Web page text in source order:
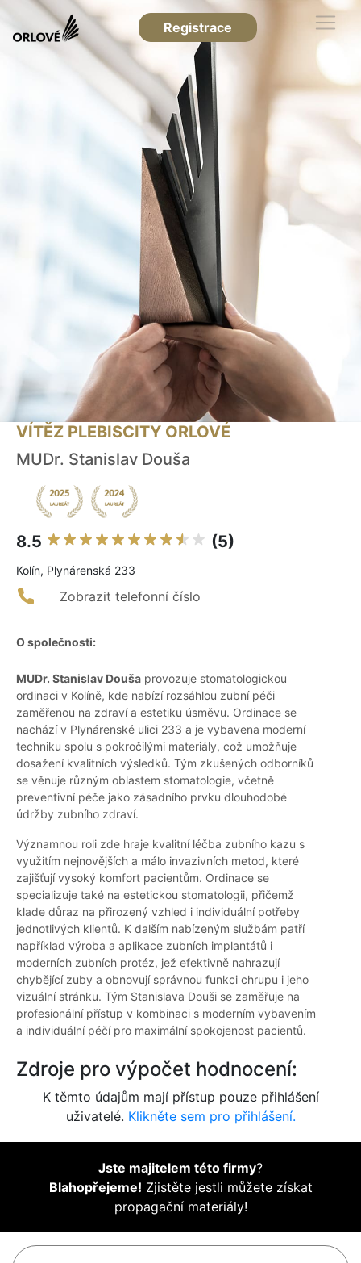
Registrace
VÍTĚZ PLEBISCITY ORLOVÉ
MUDr. Stanislav Douša
8.5 (5)
Kolín, Plynárenská 233
Zobrazit telefonní číslo
O společnosti:
MUDr. Stanislav Douša provozuje stomatologickou
ordinaci v Kolíně, kde nabízí rozsáhlou zubní péči
zaměřenou na zdraví a estetiku úsměvu. Ordinace se
nachází v Plynárenské ulici 233 a je vybavena moderní
techniku spolu s pokročilými materiály, což umožňuje
dosažení kvalitních výsledků. Tým zkušených odborníků
se věnuje různým oblastem stomatologie, včetně
preventivní péče jako zásadního prvku dlouhodobé
údržby zubního zdraví.
Významnou roli zde hraje kvalitní léčba zubního kazu s
využitím nejnovějších a málo invazivních metod, které
zajišťují vysoký komfort pacientům. Ordinace se
specializuje také na estetickou stomatologii, přičemž
klade důraz na přirozený vzhled i individuální potřeby
jednotlivých klientů. K dalším nabízeným službám patří
například výroba a aplikace zubních implantátů i
moderních zubních protéz, jež efektivně nahrazují
chybějící zuby a obnovují správnou funkci chrupu i jeho
vizuální stránku. Tým Stanislava Douši se zaměřuje na
profesionální přístup v kombinaci s moderním vybavením
a individuální péčí pro maximální spokojenost pacientů.
Zdroje pro výpočet hodnocení:
K těmto údajům mají přístup pouze přihlášení
uživatelé. Klikněte sem pro přihlášení.
Jste majitelem této firmy?
Blahopřejeme! Zjistěte jestli můžete získat
propagační materiály!